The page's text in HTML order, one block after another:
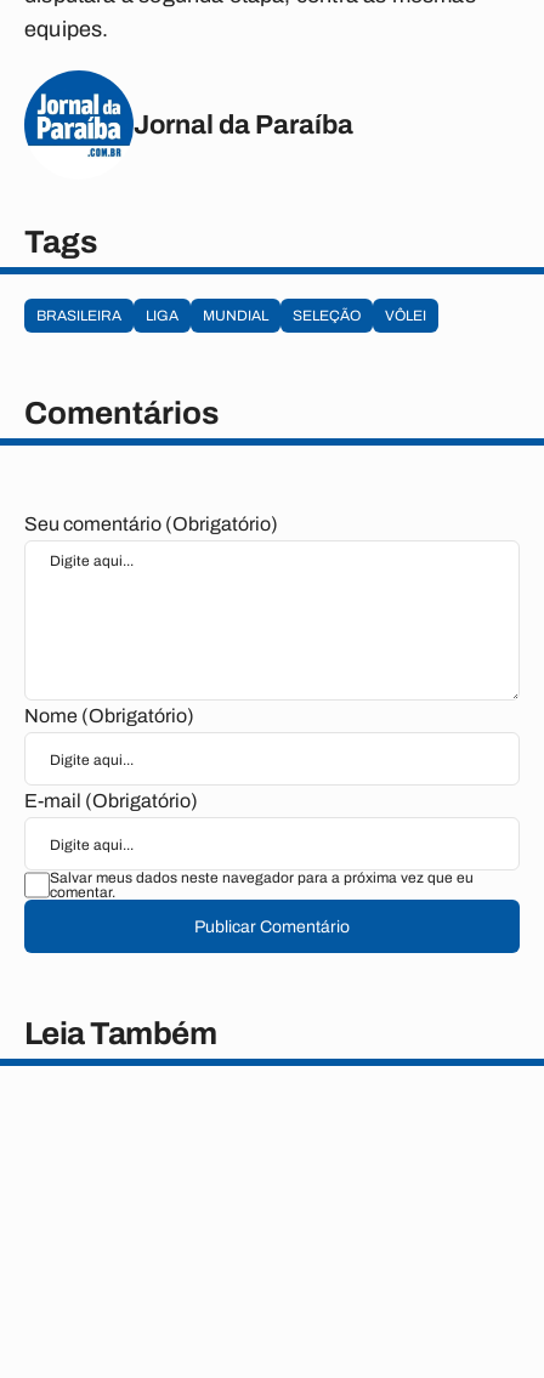
equipes.
Jornal da Paraíba
Tags
BRASILEIRA LIGA MUNDIAL SELEÇÃO VÔLEI
Comentários
Seu comentário (Obrigatório)
Nome (Obrigatório)
E-mail (Obrigatório)
Salvar meus dados neste navegador para a próxima vez que eu
comentar.
Publicar Comentário
Leia Também